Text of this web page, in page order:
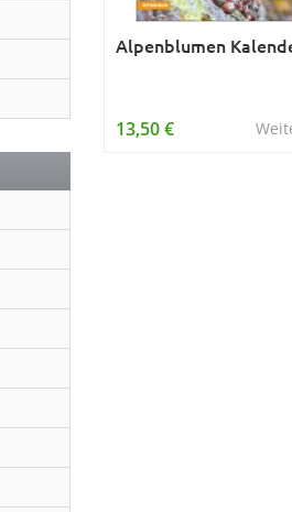
Alpenblumen
13,50 €